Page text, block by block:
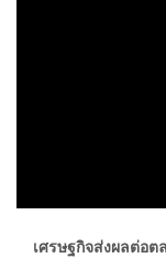
เศรษฐกิจส่งผลต่อต